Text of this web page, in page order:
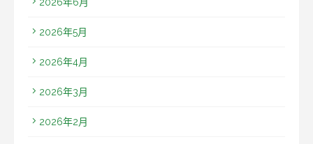
2026年5月
2026年4月
2026年3月
2026年2月